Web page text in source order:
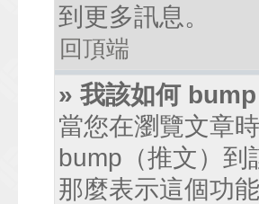
到更多訊息。
回頂端
» 我該如何
當您在瀏覽文章
bump（推文）到
那麼表示這個功